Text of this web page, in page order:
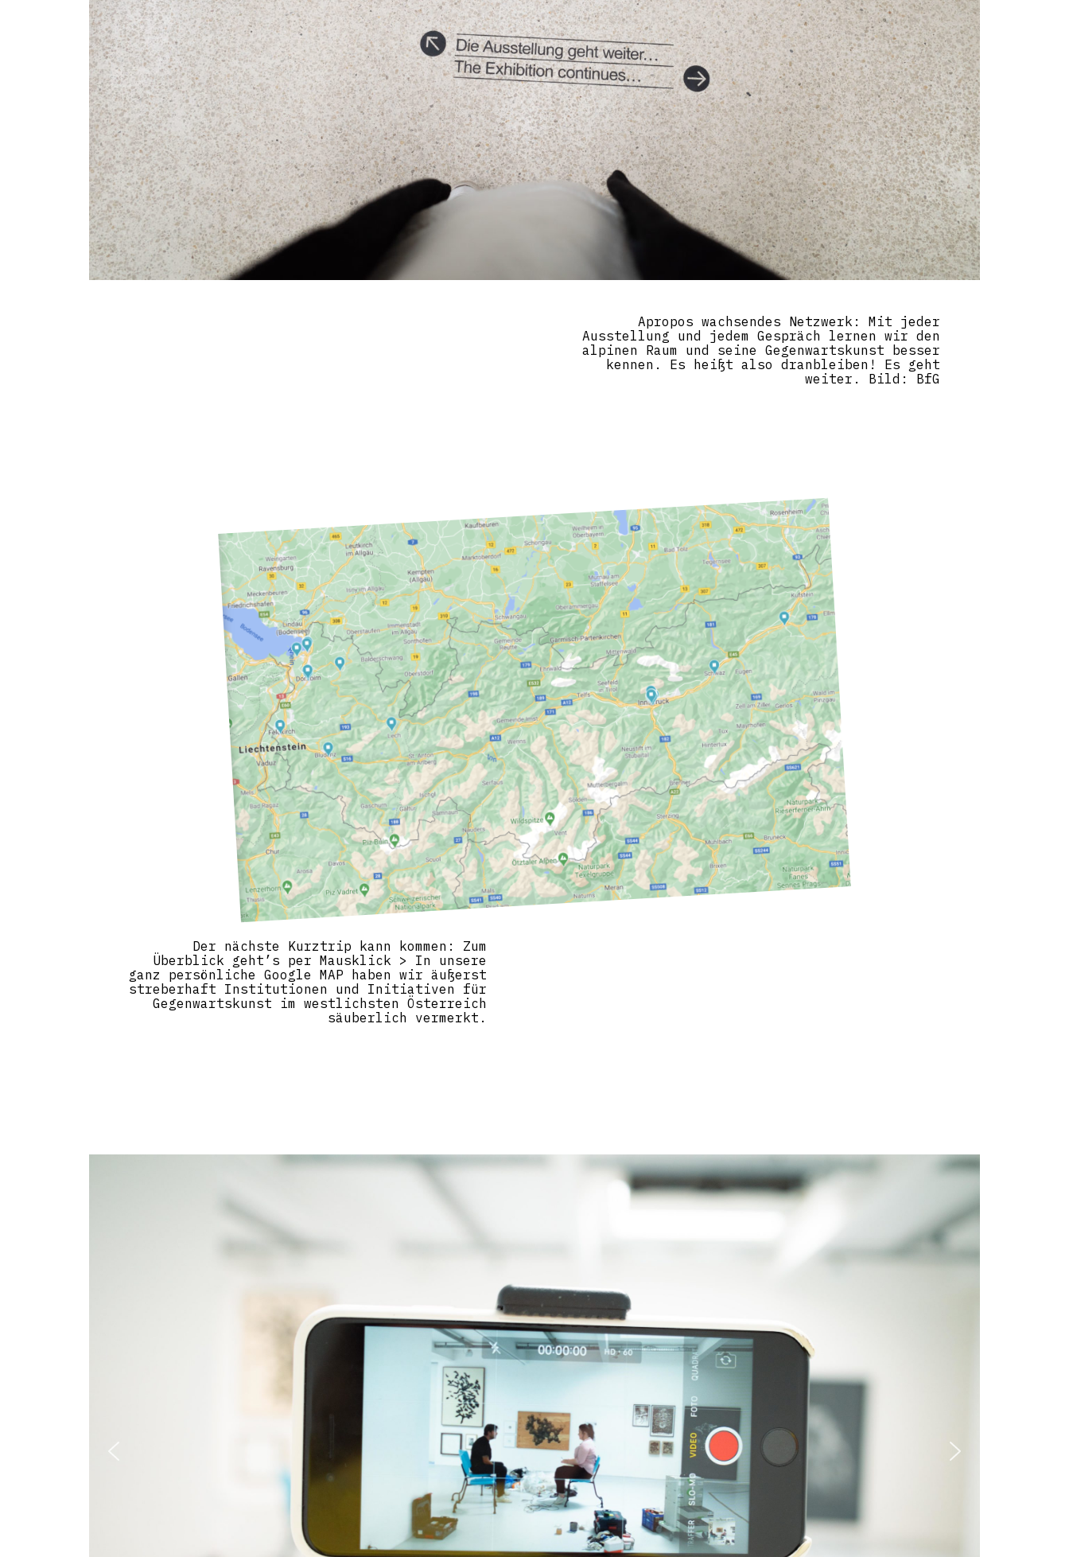
Apropos wachsendes Netzwerk: Mit jeder
Ausstellung und jedem Gespräch lernen wir den
alpinen Raum und seine Gegenwartskunst besser
kennen. Es heißt also dranbleiben! Es geht
weiter. Bild: BfG
Der nächste Kurztrip kann kommen: Zum
Überblick geht’s per Mausklick > In unsere
ganz persönliche Google MAP haben wir äußerst
streberhaft Institutionen und Initiativen für
Gegenwartskunst im westlichsten Österreich
säuberlich vermerkt.